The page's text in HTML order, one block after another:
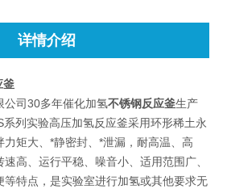
详情介绍
釜
公司30多年催化加氢不锈钢反应釜生产
列实验高压加氢反应釜采用环形稀土永
力矩大、*静密封、*泄漏，耐高温、高
高、运行平稳、噪音小、适用范围广、
等特点，是实验室进行加氢或其他要求无